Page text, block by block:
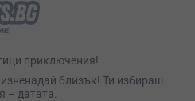
приключения!
близък! Ти избираш
– датата.